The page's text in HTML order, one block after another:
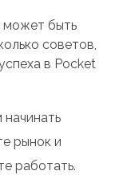
может быть
советов,
в Pocket
рынок и
работать.